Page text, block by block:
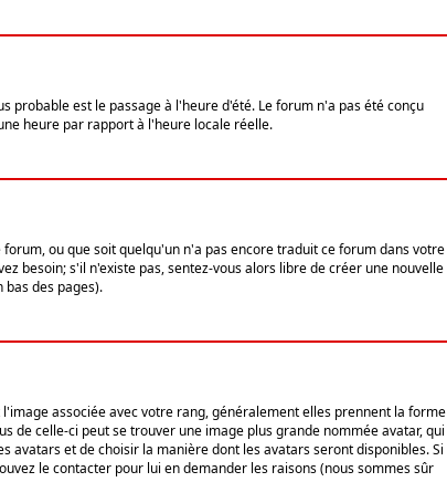
est le passage à l'heure d'été. Le forum n'a pas été conçu
heure par rapport à l'heure locale réelle.
ou que soit quelqu'un n'a pas encore traduit ce forum dans votre
besoin; s'il n'existe pas, sentez-vous alors libre de créer une nouvelle
des pages).
associée avec votre rang, généralement elles prennent la forme
de celle-ci peut se trouver une image plus grande nommée avatar, qui
et de choisir la manière dont les avatars seront disponibles. Si
le contacter pour lui en demander les raisons (nous sommes sûr